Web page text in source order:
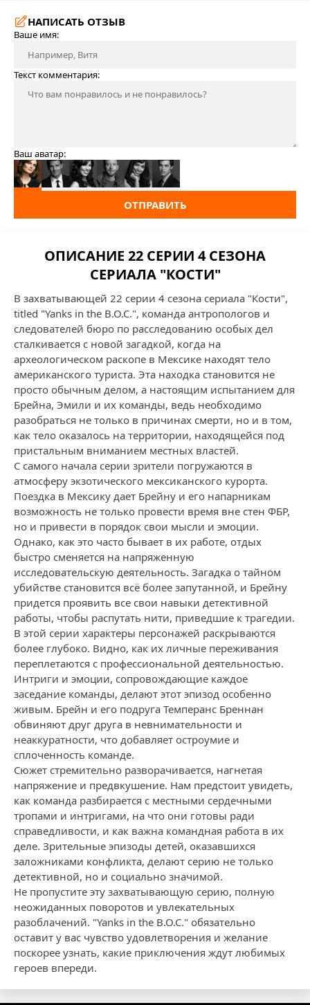
НАПИСАТЬ ОТЗЫВ
Ваше имя:
Текст комментария:
Ваш аватар:
ОТПРАВИТЬ
ОПИСАНИЕ 22 СЕРИИ 4 СЕЗОНА
СЕРИАЛА "КОСТИ"
В захватывающей 22 серии 4 сезона сериала "Кости",
titled "Yanks in the B.O.C.", команда антропологов и
следователей бюро по расследованию особых дел
сталкивается с новой загадкой, когда на
археологическом раскопе в Мексике находят тело
американского туриста. Эта находка становится не
просто обычным делом, а настоящим испытанием для
Брейна, Эмили и их команды, ведь необходимо
разобраться не только в причинах смерти, но и в том,
как тело оказалось на территории, находящейся под
пристальным вниманием местных властей.
С самого начала серии зрители погружаются в
атмосферу экзотического мексиканского курорта.
Поездка в Мексику дает Брейну и его напарникам
возможность не только провести время вне стен ФБР,
но и привести в порядок свои мысли и эмоции.
Однако, как это часто бывает в их работе, отдых
быстро сменяется на напряженную
исследовательскую деятельность. Загадка о тайном
убийстве становится всё более запутанной, и Брейну
придется проявить все свои навыки детективной
работы, чтобы распутать нити, приведшие к трагедии.
В этой серии характеры персонажей раскрываются
более глубоко. Видно, как их личные переживания
переплетаются с профессиональной деятельностью.
Интриги и эмоции, сопровождающие каждое
заседание команды, делают этот эпизод особенно
живым. Брейн и его подруга Темперанс Бреннан
обвиняют друг друга в невнимательности и
неаккуратности, что добавляет остроумие и
сплоченность команде.
Сюжет стремительно разворачивается, нагнетая
напряжение и предвкушение. Нам предстоит увидеть,
как команда разбирается с местными сердечными
тропами и интригами, на что они готовы ради
справедливости, и как важна командная работа в их
деле. Зрительные эпизоды детей, оказавшихся
заложниками конфликта, делают серию не только
детективной, но и социально значимой.
Не пропустите эту захватывающую серию, полную
неожиданных поворотов и увлекательных
разоблачений. "Yanks in the B.O.C." обязательно
оставит у вас чувство удовлетворения и желание
поскорее узнать, какие приключения ждут любимых
героев впереди.